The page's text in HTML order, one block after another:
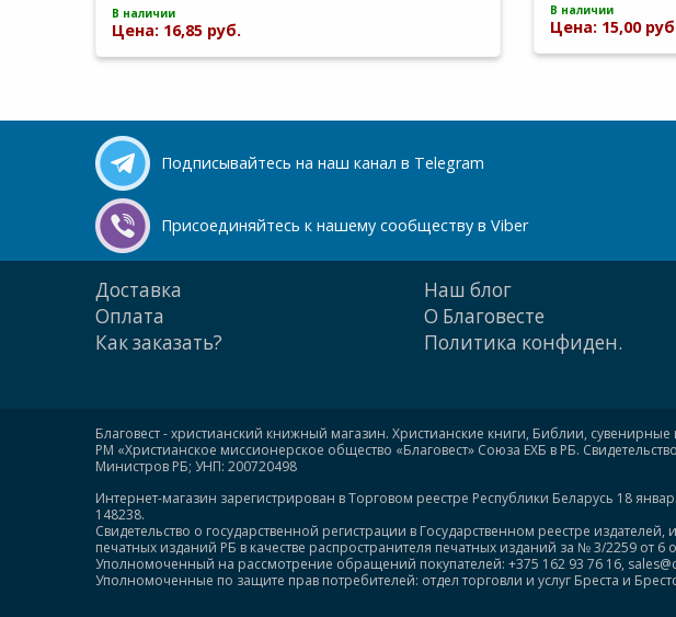
В наличии
Цена: 16,85 руб.
В наличии
Цена: 15,00
Подписывайтесь на наш канал в Telegram
Присоединяйтесь к нашему сообществу в Viber
Доставка
Оплата
Как заказать?
Наш блог
О Благовесте
Политика конфиден.
Благовест - христианский книжный магазин. Христианские книги, Библии, сувенирные
РМ «Христианское миссионерское общество «Благовест» Союза ЕХБ в РБ.
Министров РБ; УНП: 200720498
Интернет-магазин зарегистрирован в Торговом реестре Республики Беларусь 18
148238.
Свидетельство о государственной регистрации в Государственном реестре издателей,
печатных изданий РБ в качестве распространителя печатных изданий за № 3/2259 от 6
Уполномоченный на рассмотрение обращений покупателей: +375 162 93 76 16,
Уполномоченные по защите прав потребителей: отдел торговли и услуг Бреста и